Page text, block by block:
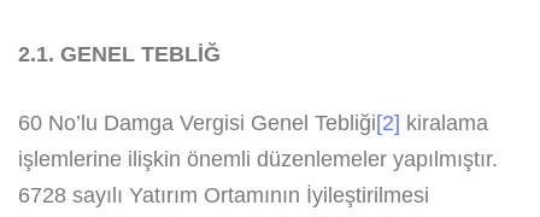
2.1. GENEL TEBLİĞ
60 No’lu Damga Vergisi Genel Tebliği[2] kiralama
işlemlerine ilişkin önemli düzenlemeler yapılmıştır.
6728 sayılı Yatırım Ortamının İyileştirilmesi